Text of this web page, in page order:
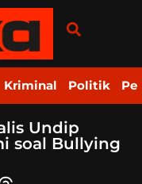
Kriminal Politik
Undip
soal Bullying